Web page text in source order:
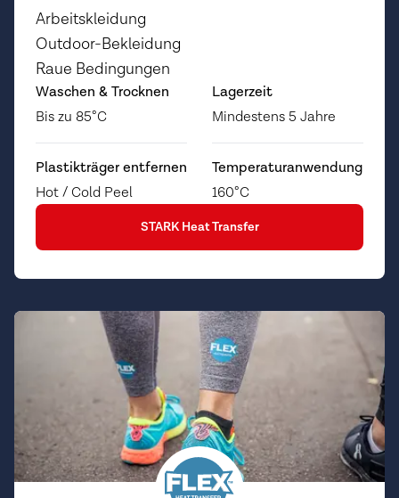
Arbeitskleidung
Outdoor-Bekleidung
Raue Bedingungen
Waschen & Trocknen
Bis zu 85°C
Lagerzeit
Mindestens 5 Jahre
Plastikträger entfernen
Hot / Cold Peel
Temperaturanwendung
160°C
STARK Heat Transfer